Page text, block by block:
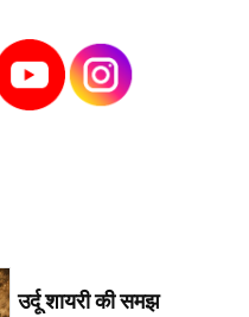
उर्दू शायरी की समझ